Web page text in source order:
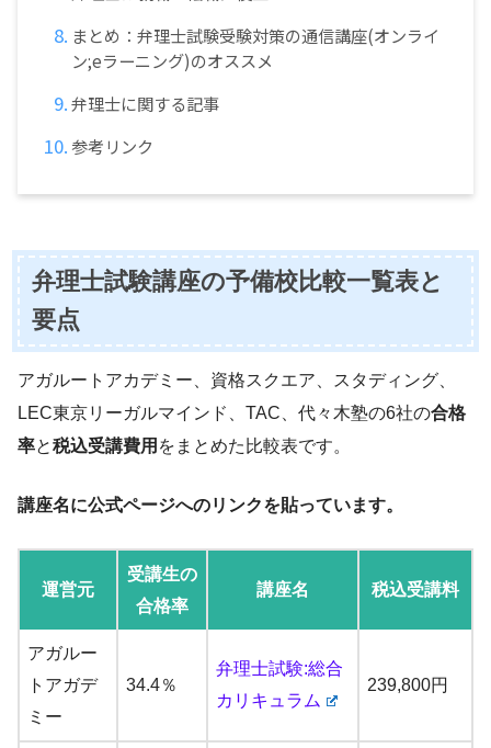
まとめ：弁理士試験受験対策の通信講座(オンライ
ン;eラーニング)のオススメ
弁理士に関する記事
参考リンク
弁理士試験講座の予備校比較一覧表と
要点
アガルートアカデミー、資格スクエア、スタディング、
LEC東京リーガルマインド、TAC、代々木塾の6社の合格
率と税込受講費用 をまとめた比較表です。
講座名に公式ページへのリンクを貼っています。
運営元
受講生の
合格率
講座名 税込受講料
アガルー
トアガデ
ミー
34.4％
弁理士試験:総合
カリキュラム
239,800円